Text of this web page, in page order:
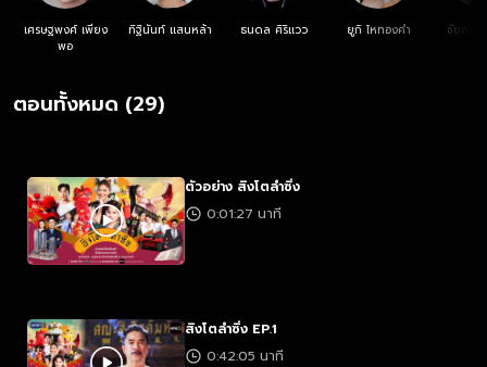
เศรษฐพงศ์ เพียง
พอ
ทิฐินันท์ แสนหล้า ธนดล ศิริแวว ยูกิ ไหทองคำ ชัยณรง
ตอนทั้งหมด (29)
ตัวอย่าง สิงโตลำซิ่ง
0:01:27 นาที
สิงโตลำซิ่ง EP.1
0:42:05 นาที